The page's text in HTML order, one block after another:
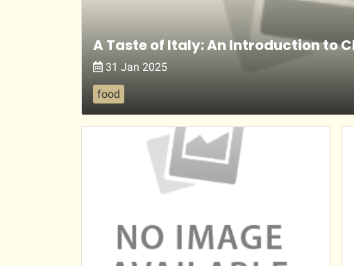
A Taste of Italy: An Introduction to
31 Jan 2025
food